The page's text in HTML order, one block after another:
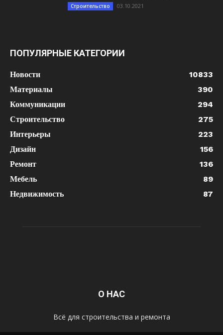
Строительство 03.10.2021
ПОПУЛЯРНЫЕ КАТЕГОРИИ
Новости
10833
Материалы
390
Коммуникации
294
Строительство
275
Интерьеры
223
Дизайн
156
Ремонт
136
Мебель
89
Недвижимость
87
О НАС
Всё для строительства и ремонта